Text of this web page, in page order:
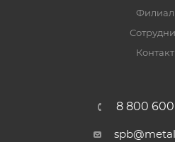
8 800